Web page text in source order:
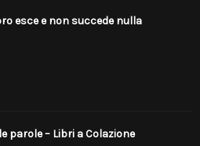
esce e non succede nulla
parole – Libri a Colazione